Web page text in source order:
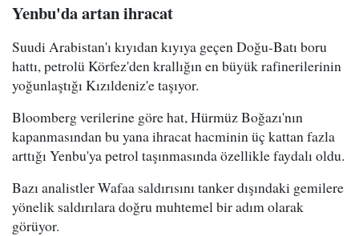
Yenbu'da artan ihracat
Suudi Arabistan'ı kıyıdan kıyıya geçen Doğu-Batı boru
hattı, petrolü Körfez'den krallığın en büyük rafinerilerinin
yoğunlaştığı Kızıldeniz'e taşıyor.
Bloomberg verilerine göre hat, Hürmüz Boğazı'nın
kapanmasından bu yana ihracat hacminin üç kattan fazla
arttığı Yenbu'ya petrol taşınmasında özellikle faydalı oldu.
Bazı analistler Wafaa saldırısını tanker dışındaki gemilere
yönelik saldırılara doğru muhtemel bir adım olarak
görüyor.